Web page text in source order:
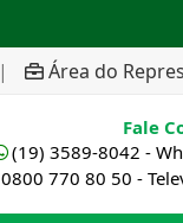
| Área do
Fale
(19) 3589-8042 -
0800 770 80 50 -